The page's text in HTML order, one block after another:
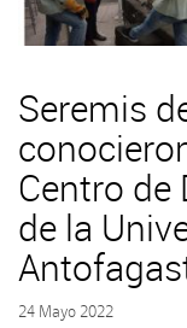
Seremis
Centro de
de la
24 Mayo 2022